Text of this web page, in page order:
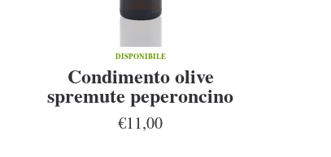
DISPONIBILE
Condimento olive
spremute peperoncino
250 ml
€11,00